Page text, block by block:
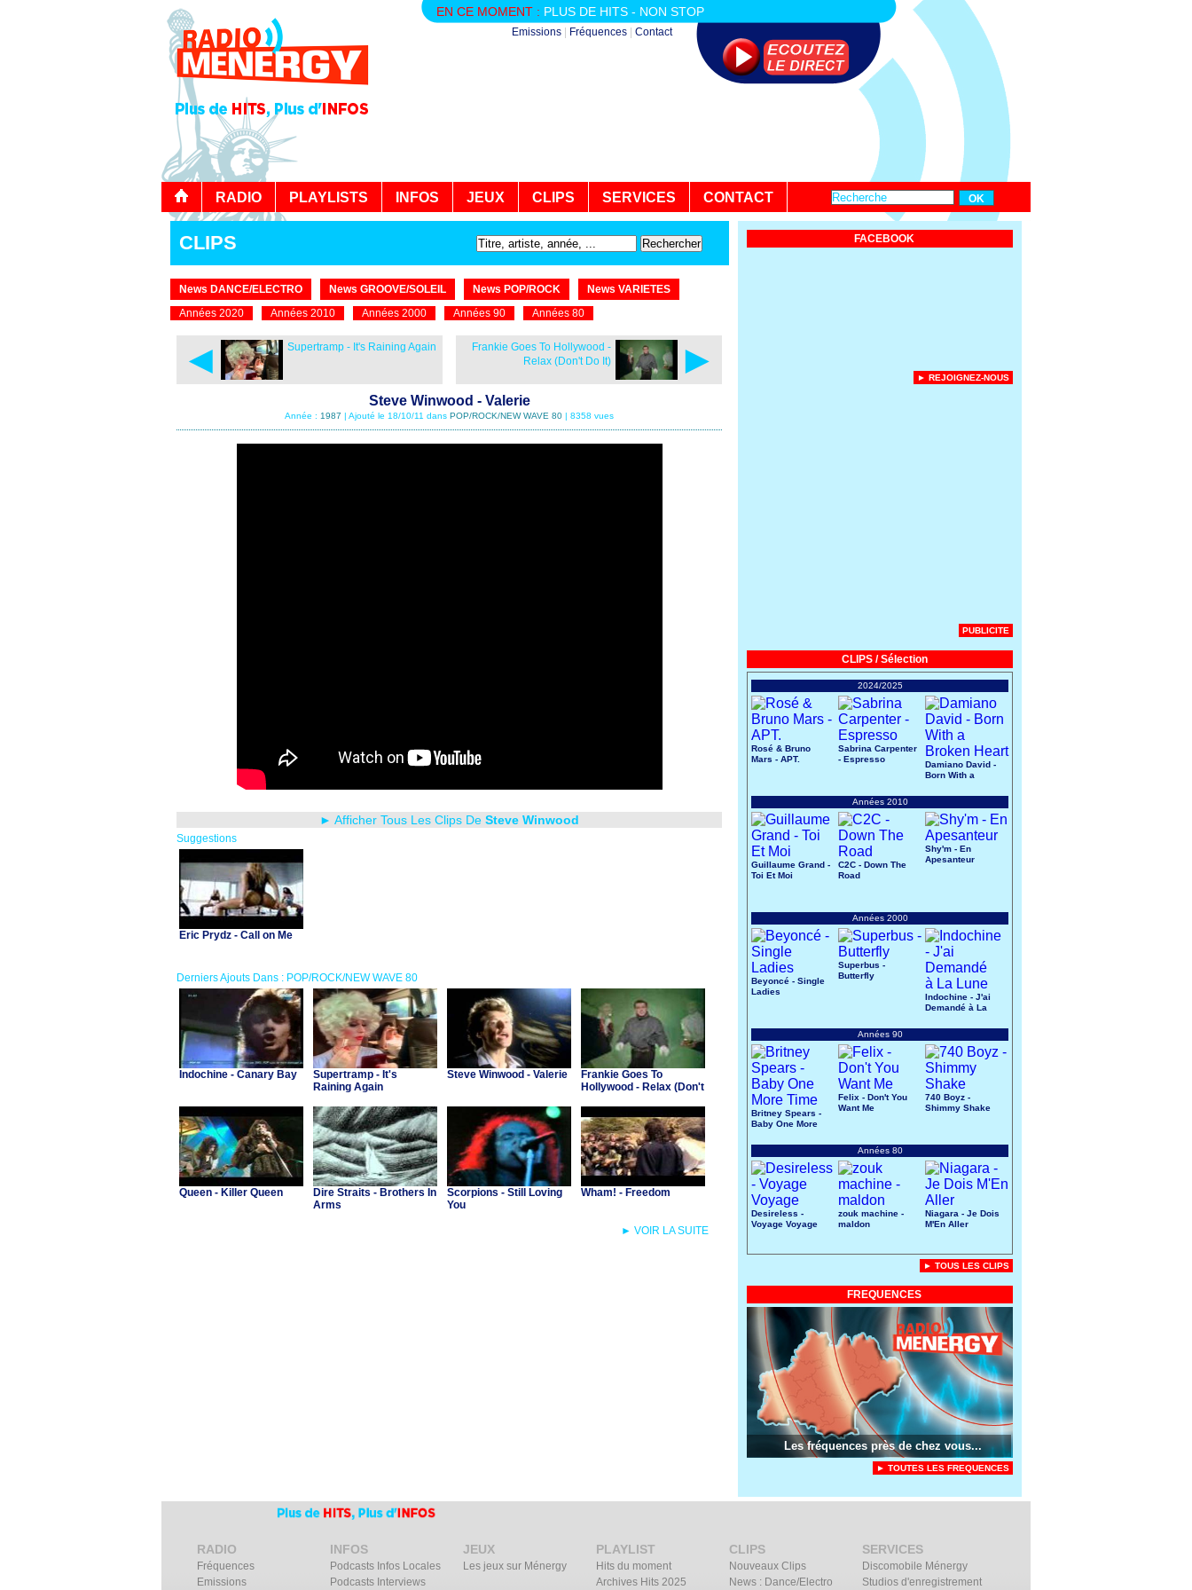
EN CE MOMENT : PLUS DE HITS - NON STOP
Emissions Fréquences Contact
RADIO PLAYLISTS INFOS JEUX CLIPS SERVICES CONTACT
CLIPS
News DANCE/ELECTRO News GROOVE/SOLEIL News POP/ROCK
News VARIETES
Années 2020
Années 2010 Années 2000 Années 90 Années 80
◄ Supertramp - It's Raining Again ►
Frankie Goes To Hollywood -
Relax (Don't Do It)
Steve Winwood - Valerie
Année : 1987 | Ajouté le 18/10/11 dans POP/ROCK/NEW WAVE 80 | 8358 vues
► Afficher Tous Les Clips De Steve Winwood
Suggestions
Eric Prydz - Call on Me
Derniers Ajouts Dans : POP/ROCK/NEW WAVE 80
Indochine - Canary Bay
Supertramp - It's
Raining Again
Steve Winwood - Valerie
Frankie Goes To
Hollywood - Relax (Don't
Queen - Killer Queen
Dire Straits - Brothers In
Arms
Scorpions - Still Loving
You
Wham! - Freedom
► VOIR LA SUITE
FACEBOOK
► REJOIGNEZ-NOUS
PUBLICITE
CLIPS / Sélection
2024/2025
Rosé & Bruno
Mars - APT.
Sabrina Carpenter
- Espresso
Damiano David -
Born With a
Années 2010
Guillaume Grand -
Toi Et Moi
C2C - Down The
Road
Shy'm - En
Apesanteur
Années 2000
Beyoncé - Single
Ladies
Superbus -
Butterfly
Indochine - J'ai
Demandé à La
Années 90
Britney Spears -
Baby One More
Felix - Don't You
Want Me
740 Boyz -
Shimmy Shake
Années 80
Desireless -
Voyage Voyage
zouk machine -
maldon
Niagara - Je Dois
M'En Aller
► TOUS LES CLIPS
FREQUENCES
Les fréquences près de chez vous...
► TOUTES LES FREQUENCES
RADIO
Fréquences
Emissions
INFOS
Podcasts Infos Locales
Podcasts Interviews
JEUX
Les jeux sur Ménergy
PLAYLIST
Hits du moment
Archives Hits 2025
CLIPS
Nouveaux Clips
News : Dance/Electro
SERVICES
Discomobile Ménergy
Studios d'enregistrement